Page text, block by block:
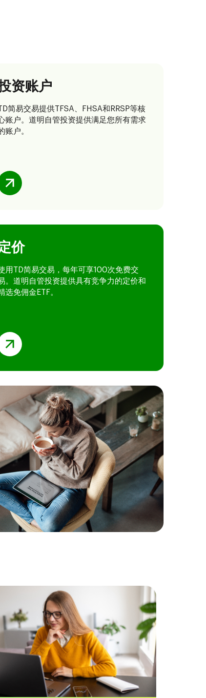
资账户
简易交易提供TFSA、FHSA和RRSP等核
账户。道明自管投资提供满足您所有需求
账户。
价
用TD简易交易 ，每年可享100次免费交
。道明自管投资提供具有竞争力的定价和
选免佣金ETF。